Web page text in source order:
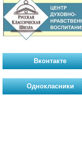
Вконтакте
Однокласники